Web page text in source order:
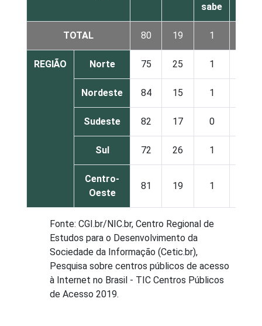
sabe
TOTAL 80 19 1
REGIÃO Norte 75 25 1
Nordeste 84 15 1
Sudeste 82 17 0
Sul 72 26 1
Centro-
Oeste
81 19 1
Fonte: CGI.br/NIC.br, Centro Regional de
Estudos para o Desenvolvimento da
Sociedade da Informação (Cetic.br),
Pesquisa sobre centros públicos de acesso
à Internet no Brasil - TIC Centros Públicos
de Acesso 2019.